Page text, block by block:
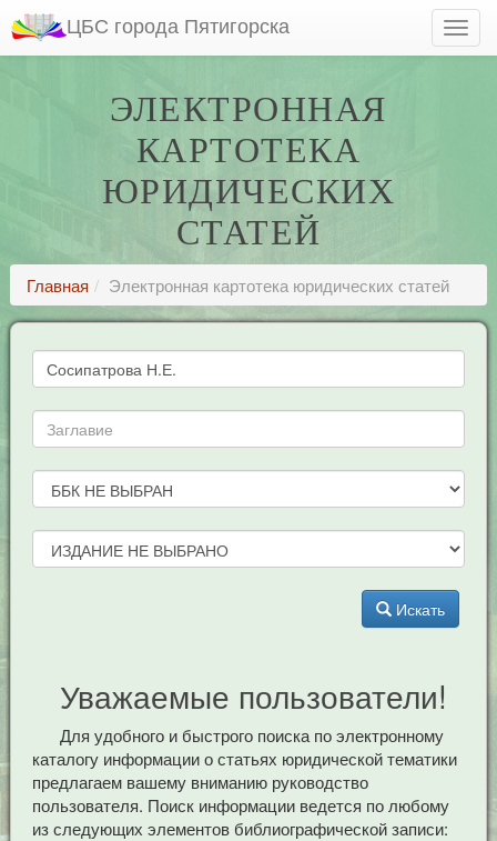
ЦБС города Пятигорска
ЭЛЕКТРОННАЯ
КАРТОТЕКА
ЮРИДИЧЕСКИХ
СТАТЕЙ
Главная Электронная картотека юридических статей
Искать
Уважаемые пользователи!
Для удобного и быстрого поиска по электронному
каталогу информации о статьях юридической тематики
предлагаем вашему вниманию руководство
пользователя. Поиск информации ведется по любому
из следующих элементов библиографической записи: